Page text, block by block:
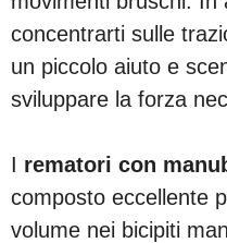
concentrarti sulle
un piccolo aiuto e
sviluppare la forza
I rematori con
composto eccellente
volume nei bicipiti